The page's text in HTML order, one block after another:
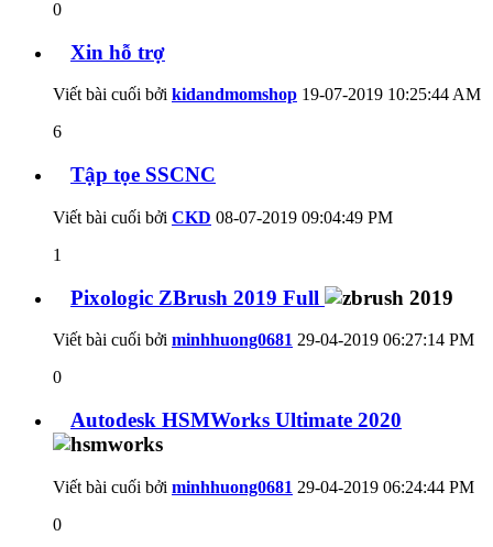
0
Xin hỗ trợ
Viết bài cuối bởi kidandmomshop 19-07-2019 10:25:44 AM
6
Tập tọe SSCNC
Viết bài cuối bởi CKD 08-07-2019 09:04:49 PM
1
Pixologic ZBrush 2019 Full
Viết bài cuối bởi minhhuong0681 29-04-2019 06:27:14 PM
0
Autodesk HSMWorks Ultimate 2020
Viết bài cuối bởi minhhuong0681 29-04-2019 06:24:44 PM
0